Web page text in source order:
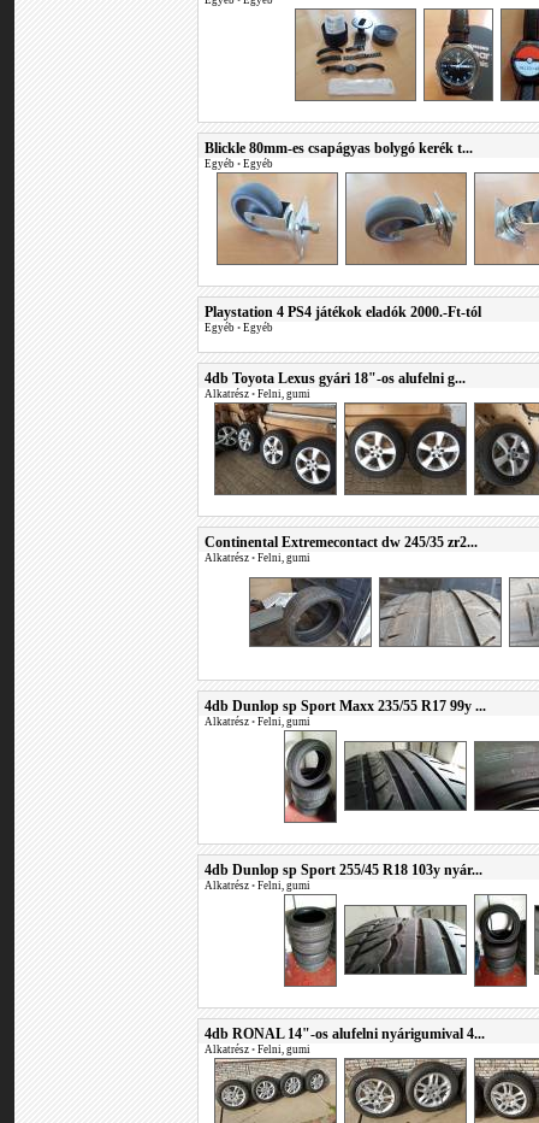
Blickle 80mm-es csapágyas bolygó kerék t...
Egyéb • Egyéb
Playstation 4 PS4 játékok eladók 2000.-Ft-tól
Egyéb • Egyéb
4db Toyota Lexus gyári 18"-os alufelni g...
Alkatrész • Felni, gumi
Continental Extremecontact dw 245/35 zr2...
Alkatrész • Felni, gumi
4db Dunlop sp Sport Maxx 235/55 R17 99y ...
Alkatrész • Felni, gumi
4db Dunlop sp Sport 255/45 R18 103y nyár...
Alkatrész • Felni, gumi
4db RONAL 14"-os alufelni nyárigumival 4...
Alkatrész • Felni, gumi